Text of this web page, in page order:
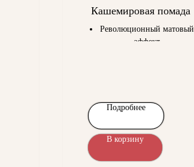
Кашемировая помада
Революционный матовый
эффект
комфорт
Подробнее
В корзину